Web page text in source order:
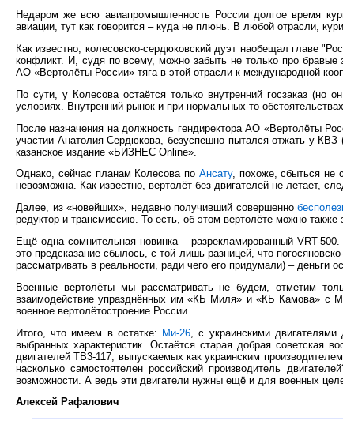
Недаром же всю авиапромышленность России долгое время
авиации, тут как говорится – куда не плюнь. В любой отрасли,
Как известно, колесовско-сердюковский дуэт наобещал главе
конфликт. И, судя по всему, можно забыть не только про
АО «Вертолёты России» тяга в этой отрасли к международной
По сути, у Колесова остаётся только внутренний госзаказ
условиях. Внутренний рынок и при нормальных-то
После назначения на должность гендиректора АО «Вертолёты
участии Анатолия Сердюкова, безуспешно пытался отжать у
казанское издание «БИЗНЕС Online».
Однако, сейчас планам Колесова по Ансату, похоже, сбыться не
невозможна. Как известно, вертолёт без двигателей не летает,
Далее, из «новейших», недавно получивший совершенно
редуктор и трансмиссию. То есть, об этом вертолёте можно
Ещё одна сомнительная новинка – разрекламированный VRT-
это предсказание сбылось, с той лишь разницей, что
рассматривать в реальности, ради чего его придумали) – деньги
Военные вертолёты мы рассматривать не будем, отметим
взаимодействие упразднённых им «КБ Миля» и «КБ Камова» с
военное вертолётостроение России.
Итого, что имеем в остатке: Ми-26 , с украинскими
выбранных характеристик. Остаётся старая добрая
двигателей ТВ3-117, выпускаемых как украинским
насколько самостоятелен российский производитель
возможности. А ведь эти двигатели нужны ещё и для военных
Алексей Рафалович